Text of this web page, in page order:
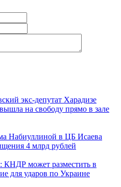
экс-депутат Харадизе
на свободу прямо в зале
Набиуллиной в ЦБ Исаева
4 млрд рублей
КНДР может разместить в
для ударов по Украине